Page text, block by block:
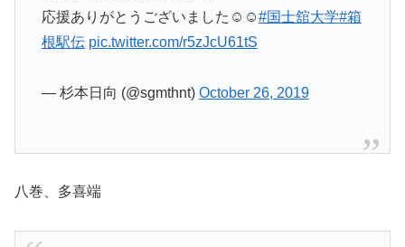
応援ありがとうございました☺️☺️#国士舘大学#箱
根駅伝 pic.twitter.com/r5zJcU61tS
— 杉本日向 (@sgmthnt) October 26, 2019
八巻、多喜端